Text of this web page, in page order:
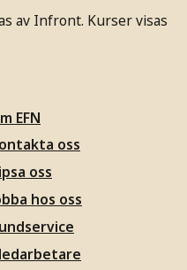
av Infront. Kurser visas
EFN
oss
oss
hos oss